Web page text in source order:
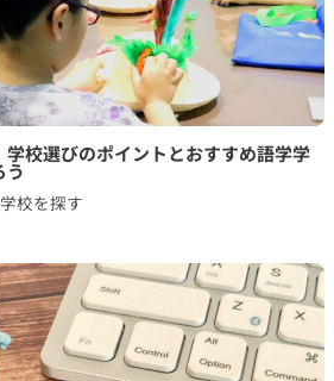
校選びのポイントとおすすめ語学学
う
校を探す